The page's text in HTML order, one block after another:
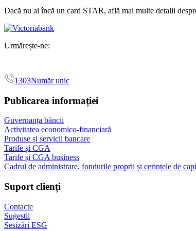
Dacă nu ai încă un card STAR, află mai multe detalii
Urmărește-ne:
1303Număr unic
Publicarea informației
Guvernanța băncii
Activitatea economico-financiară
Produse și servicii bancare
Tarife și CGA
Tarife și CGA business
Cadrul de administrare, fondurile proprii și cerințele de
Suport clienți
Contacte
Sugestii
Sesizări ESG